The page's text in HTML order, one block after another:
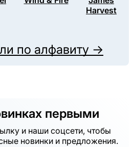
Harvest
по алфавиту →
первыми
и наши соцсети, чтобы
новинки и предложения.